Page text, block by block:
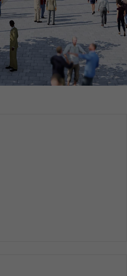
600
consectetuer